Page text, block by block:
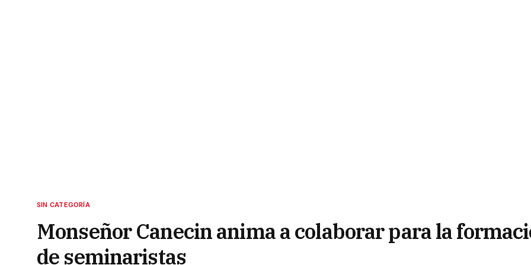
SIN CATEGORÍA
Monseñor Canecin anima a colaborar para la
de seminaristas